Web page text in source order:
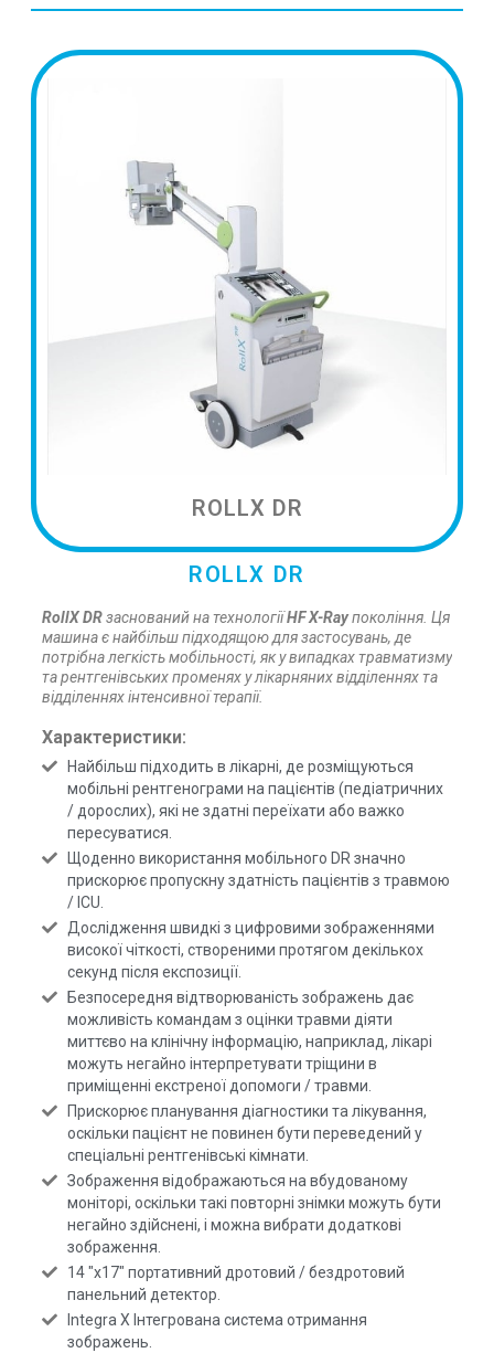
ROLLX DR
ROLLX DR
RollX DRзаснований на технологіїHF X-Rayпокоління. Ця
машина є найбільш підходящою для застосувань, де
потрібна легкість мобільності, як у випадках травматизму
та рентгенівських променях у лікарняних відділеннях та
відділеннях інтенсивної терапії.
Характеристики:
Найбільш підходить в лікарні, де розміщуються
мобільні рентгенограми на пацієнтів (педіатричних
/ дорослих), які не здатні переїхати або важко
пересуватися.
Щоденно використання мобільного DR значно
прискорює пропускну здатність пацієнтів з травмою
/ ICU.
Дослідження швидкі з цифровими зображеннями
високої чіткості, створеними протягом декількох
секунд після експозиції.
Безпосередня відтворюваність зображень дає
можливість командам з оцінки травми діяти
миттєво на клінічну інформацію, наприклад, лікарі
можуть негайно інтерпретувати тріщини в
приміщенні екстреної допомоги / травми.
Прискорює планування діагностики та лікування,
оскільки пацієнт не повинен бути переведений у
спеціальні рентгенівські кімнати.
Зображення відображаються на вбудованому
моніторі, оскільки такі повторні знімки можуть бути
негайно здійснені, і можна вибрати додаткові
зображення.
14 "x17" портативний дротовий / бездротовий
панельний детектор.
Integra X Інтегрована система отримання
зображень.